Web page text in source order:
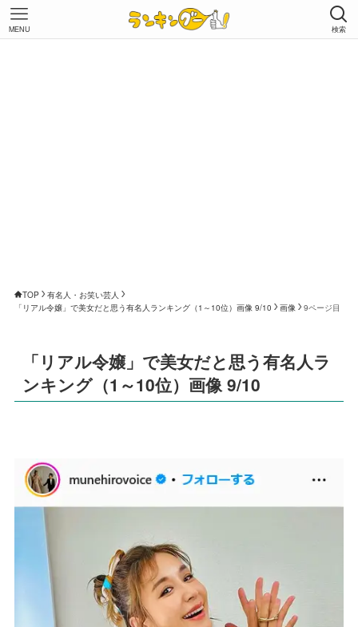
検索
MENU
TOP
有名人・お笑い芸人
「リアル令嬢」で美女だと思う有名人ランキング（1～10位）画像 9/10
画像 9ページ目
「リアル令嬢」で美女だと思う有名人ラ
ンキング（1～10位）画像 9/10